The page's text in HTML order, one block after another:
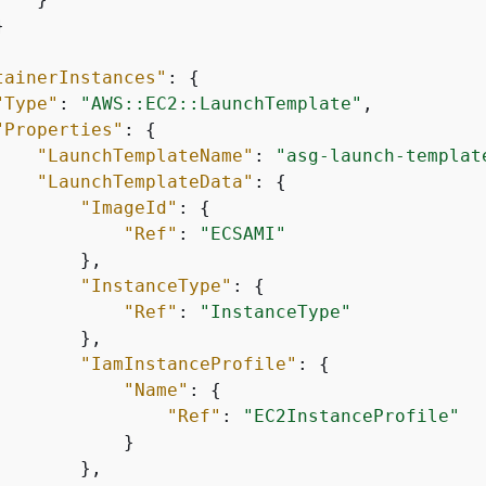
: {
: "AWS::EC2::LaunchTemplate" ,
: {
"LaunchTemplateName" : "asg-launch-
"LaunchTemplateData" : {
"ImageId" : {
"Ref" :
"ECSAMI"
},
"InstanceType" : {
"Ref" :
"InstanceType"
},
"IamInstanceProfile" : {
"Name" : {
"Ref" :
"EC2InstanceProfile"
}
},